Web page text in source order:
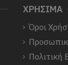
ΧΡΗΣΙΜΑ
Όροι
Πολιτική